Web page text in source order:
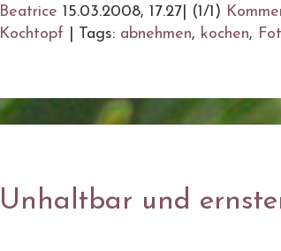
Beatrice 15.03.2008, 17.27 (1/1)
Kochtopf
Tags: abnehmen, kochen,
Unhaltbar und